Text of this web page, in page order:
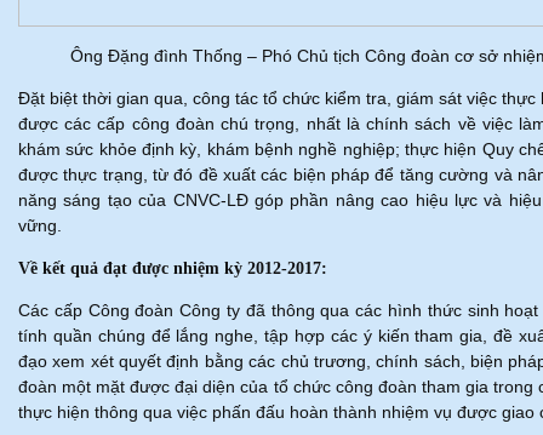
Ông Đặng đình Thống – Phó Chủ tịch Công đoàn cơ sở
Đặt biệt thời gian qua, công tác tổ chức kiểm tra, giám sát việc
được các cấp công đoàn chú trọng, nhất là chính sách về việc
khám sức khỏe định kỳ, khám bệnh nghề nghiệp; thực hiện Quy
được thực trạng, từ đó đề xuất các biện pháp để tăng cường và
năng sáng tạo của CNVC-LĐ góp phần nâng cao hiệu lực và
vững.
Về kết quả đạt được nhiệm kỳ 2012-2017:
Các cấp Công đoàn Công ty đã thông qua các hình thức sinh
tính quần chúng để lắng nghe, tập hợp các ý kiến tham gia, đề
đạo xem xét quyết định bằng các chủ trương, chính sách, biện
đoàn một mặt được đại diện của tổ chức công đoàn tham gia
thực hiện thông qua việc phấn đấu hoàn thành nhiệm vụ được giao